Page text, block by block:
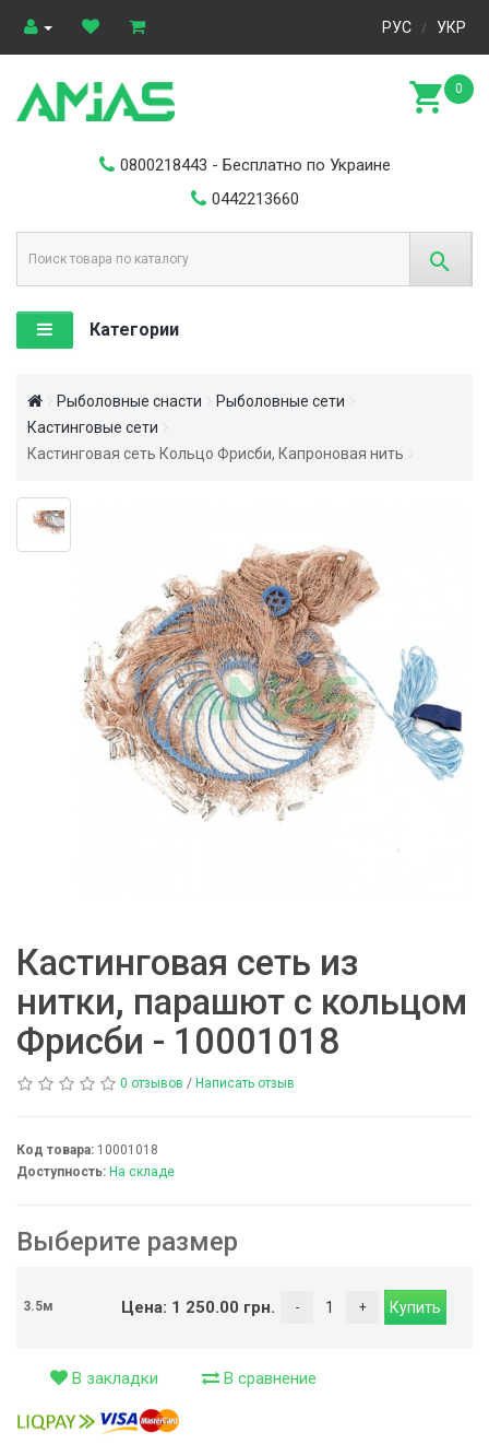
РУС / УКР
0800218443 - Бесплатно по Украине
0442213660
Категории
0
Рыболовные снасти
Рыболовные сети
Кастинговые сети
Кастинговая сеть Кольцо Фрисби, Капроновая нить
Кастинговая сеть из
нитки, парашют с кольцом
Фрисби - 10001018
0 отзывов / Написать отзыв
Код товара: 10001018
Доступность: На складе
Выберите размер
3.5м Цена: 1 250.00 грн.
В закладки В сравнение